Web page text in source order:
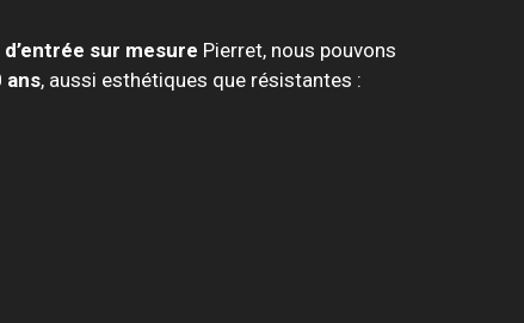
sur mesure Pierret, nous pouvons
ans, aussi esthétiques que résistantes :